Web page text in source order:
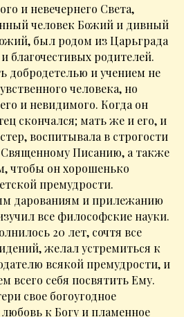
и невечернего Света,
человек Божий и дивный
был родом из Царьграда
благочестивых родителей.
добродетелью и учением не
человека, но
и невидимого. Когда он
скончался; мать же и его, и
воспитывала в строгости
Священному Писанию, а также
чтобы он хорошенько
премудрости.
дарованиям и прилежанию
все философские науки.
20 лет, сочтя все
желал устремиться к
всякой премудрости, и
всего себя посвятить Ему.
свое богоугодное
к Богу и пламенное